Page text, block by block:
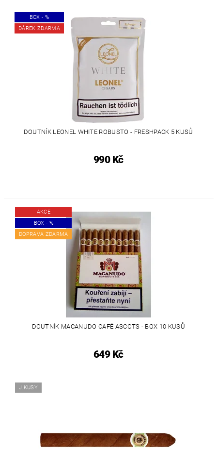
BOX - %
DÁREK ZDARMA
DOUTNÍK LEONEL WHITE ROBUSTO - FRESHPACK 5 KUSŮ
990 Kč
AKCE
BOX - %
DOPRAVA ZDARMA
DOUTNÍK MACANUDO CAFÉ ASCOTS - BOX 10 KUSŮ
649 Kč
J.KUSY